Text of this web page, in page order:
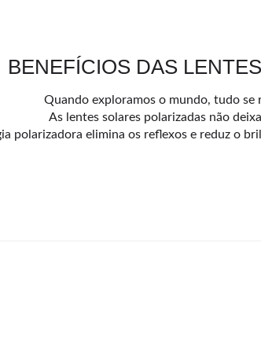
BENEFÍCIOS DAS
Quando exploramos o mundo, tudo se
As lentes solares polarizadas não
polarizadora elimina os reflexos e reduz o